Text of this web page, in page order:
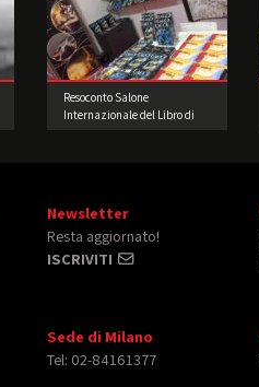
Resoconto Salone
Internazionale del Libro di
Newsletter
Resta aggiornato!
ISCRIVITI
Sede di Milano
Tel: 02-84161377